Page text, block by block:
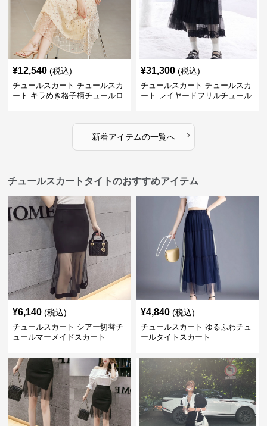
¥12,540 (税込)
チュールスカート チュールスカ
ート キラめき格子柄チュールロ
¥31,300 (税込)
チュールスカート チュールスカ
ート レイヤードフリルチュール
新着アイテムの一覧へ ›
チュールスカートタイトのおすすめアイテム
¥6,140 (税込)
チュールスカート シアー切替チ
ュールマーメイドスカート
¥4,840 (税込)
チュールスカート ゆるふわチュ
ールタイトスカート